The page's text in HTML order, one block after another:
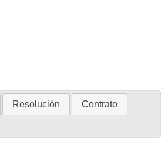
Resolución Contrato